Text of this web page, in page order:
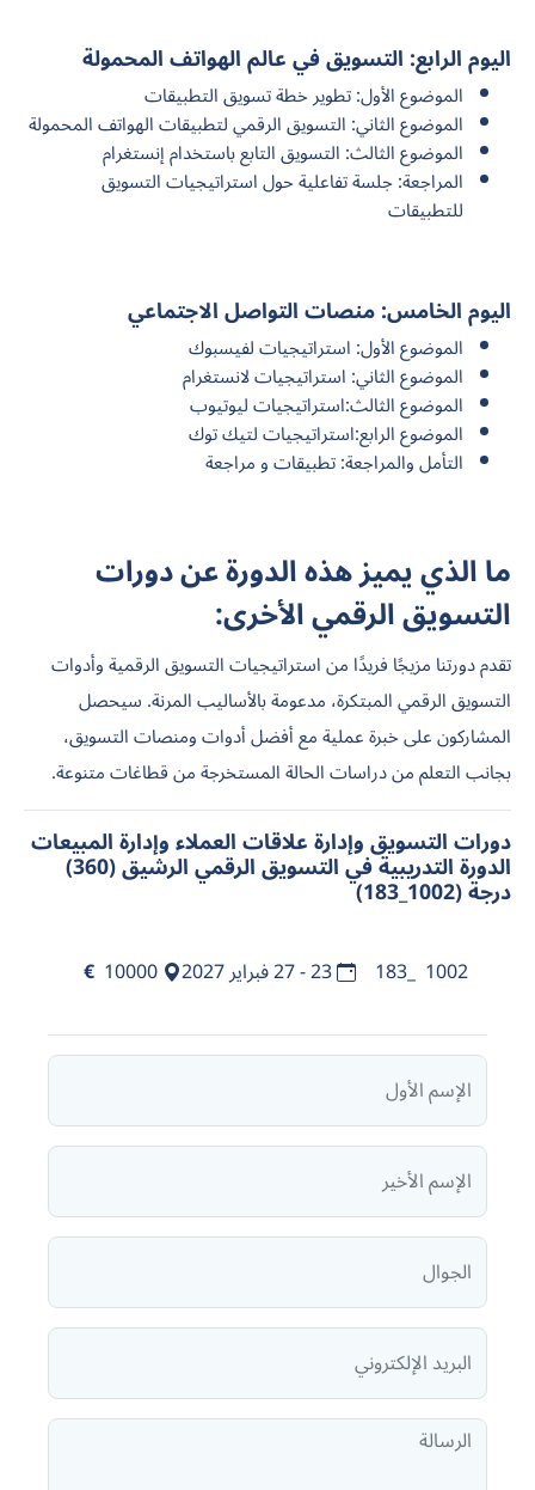
اليوم الرابع: التسويق في عالم الهواتف المحمولة
الموضوع الأول: تطوير خطة تسويق التطبيقات
الموضوع الثاني: التسويق الرقمي لتطبيقات الهواتف المحمولة
الموضوع الثالث: التسويق التابع باستخدام إنستغرام
المراجعة: جلسة تفاعلية حول استراتيجيات التسويق
للتطبيقات
اليوم الخامس: منصات التواصل الاجتماعي
الموضوع الأول: استراتيجيات لفيسبوك
الموضوع الثاني: استراتيجيات لانستغرام
الموضوع الثالث:استراتيجيات ليوتيوب
الموضوع الرابع:استراتيجيات لتيك توك
التأمل والمراجعة: تطبيقات و مراجعة
ما الذي يميز هذه الدورة عن دورات
التسويق الرقمي الأخرى:
تقدم دورتنا مزيجًا فريدًا من استراتيجيات التسويق الرقمية وأدوات
التسويق الرقمي المبتكرة، مدعومة بالأساليب المرنة. سيحصل
المشاركون على خبرة عملية مع أفضل أدوات ومنصات التسويق،
بجانب التعلم من دراسات الحالة المستخرجة من قطاغات متنوعة.
دورات التسويق وإدارة علاقات العملاء وإدارة المبيعات
الدورة التدريبية في التسويق الرقمي الرشيق (360)
درجة (1002_183)
1002_183 23 - 27 فبراير 2027 10000
€